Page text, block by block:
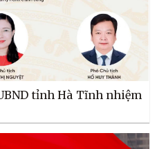
tỉnh Hà Tĩnh nhiệm